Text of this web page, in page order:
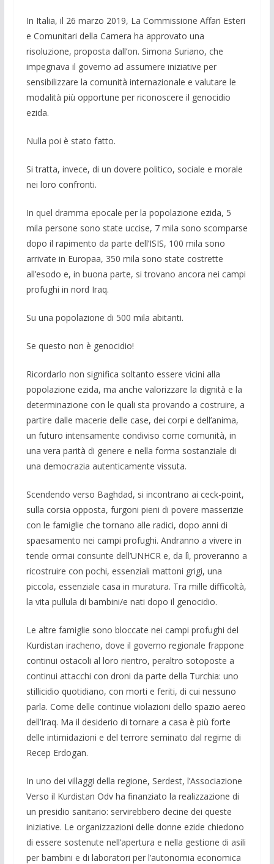
In Italia, il 26 marzo 2019, La Commissione Affari Esteri
e Co­munitari della Camera ha approvato una
risoluzione, proposta dall’on. Simona Suriano, che
impegnava il governo ad assume­re iniziative per
sensibilizzare la comunità internazionale e va­lutare le
modalità più opportune per riconoscere il genocidio
ezida.
Nulla poi è stato fatto.
Si tratta, invece, di un dovere politico, sociale e morale
nei loro confronti.
In quel dramma epocale per la popolazione ezida, 5
mila perso­ne sono state uccise, 7 mila sono scomparse
dopo il rapimento da parte dell’ISIS, 100 mila sono
arrivate in Europaa, 350 mila sono state costrette
all’esodo e, in buona parte, si trovano anco­ra nei campi
profughi in nord Iraq.
Su una popolazione di 500 mila abitanti.
Se questo non è genocidio!
Ricordarlo non significa soltanto essere vicini alla
popolazione ezida, ma anche valorizzare la dignità e la
determinazione con le quali sta provando a costruire, a
partire dalle macerie delle case, dei corpi e dell’anima,
un futuro intensamente condiviso come comunità, in
una vera parità di genere e nella forma so­stanziale di
una democrazia autenticamente vissuta.
Scendendo verso Baghdad, si incontrano ai ceck-point,
sulla corsia opposta, furgoni pieni di povere masserizie
con le fami­glie che tornano alle radici, dopo anni di
spaesamento nei cam­pi profughi. Andranno a vivere in
tende ormai consunte dell’UNHCR e, da lì, proveranno a
ricostruire con pochi, es­senziali mattoni grigi, una
piccola, essenziale casa in muratura. Tra mille difficoltà,
la vita pullula di bambini/e nati dopo il ge­nocidio.
Le altre famiglie sono bloccate nei campi profughi del
Kurdi­stan iracheno, dove il governo regionale frappone
continui ostacoli al loro rientro, peraltro sotoposte a
continui attacchi con droni da parte della Turchia: uno
stillicidio quotidiano, con morti e feriti, di cui nessuno
parla. Come delle continue viola­zioni dello spazio aereo
dell’Iraq. Ma il desiderio di tornare a casa è più forte
delle intimidazioni e del terrore seminato dal regime di
Recep Erdogan.
In uno dei villaggi della regione, Serdest, l’Associazione
Verso il Kurdistan Odv ha finanziato la realizzazione di
un presidio sanitario: servirebbero decine dei queste
iniziative. Le organiz­zazioni delle donne ezide chiedono
di essere sostenute nell’apertura e nella gestione di asili
per bambini e di laboratori per l’autonomia economica